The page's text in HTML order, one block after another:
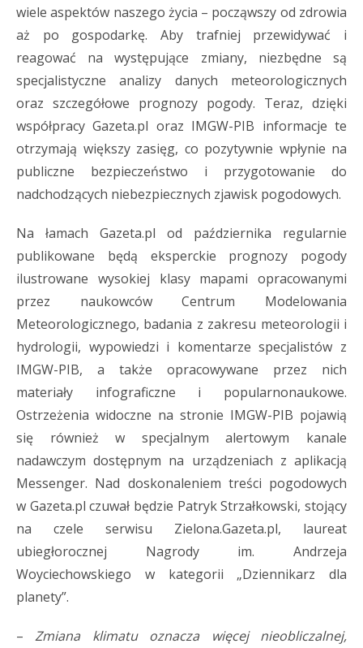
wiele aspektów naszego życia – począwszy od zdrowia
aż po gospodarkę. Aby trafniej przewidywać i
reagować na występujące zmiany, niezbędne są
specjalistyczne analizy danych meteorologicznych
oraz szczegółowe prognozy pogody. Teraz, dzięki
współpracy Gazeta.pl oraz IMGW-PIB informacje te
otrzymają większy zasięg, co pozytywnie wpłynie na
publiczne bezpieczeństwo i przygotowanie do
nadchodzących niebezpiecznych zjawisk pogodowych.
Na łamach Gazeta.pl od października regularnie
publikowane będą eksperckie prognozy pogody
ilustrowane wysokiej klasy mapami opracowanymi
przez naukowców Centrum Modelowania
Meteorologicznego, badania z zakresu meteorologii i
hydrologii, wypowiedzi i komentarze specjalistów z
IMGW-PIB, a także opracowywane przez nich
materiały infograficzne i popularnonaukowe.
Ostrzeżenia widoczne na stronie IMGW-PIB pojawią
się również w specjalnym alertowym kanale
nadawczym dostępnym na urządzeniach z aplikacją
Messenger. Nad doskonaleniem treści pogodowych
w Gazeta.pl czuwał będzie Patryk Strzałkowski, stojący
na czele serwisu Zielona.Gazeta.pl, laureat
ubiegłorocznej Nagrody im. Andrzeja
Woyciechowskiego w kategorii „Dziennikarz dla
planety”.
–Zmiana klimatu oznacza więcej nieobliczalnej,